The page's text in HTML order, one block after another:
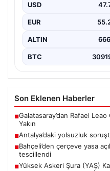
USD
EUR
ALTIN
BTC
Son Eklenen Haberler
■Galatasaray’dan Rafael Leao
Yakın
■Antalya’daki yolsuzluk
■Bahçeli’den çerçeve yasa
tescillendi
■Yüksek Askeri Şura (YAŞ)